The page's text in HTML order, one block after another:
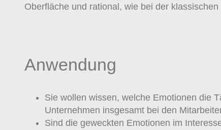
Oberfläche und rational, wie bei der
Anwendung
Sie wollen wissen, welche Emotionen die
Unternehmen insgesamt bei den
Sind die geweckten Emotionen im